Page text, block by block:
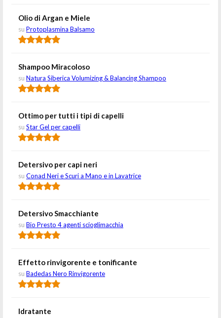
Olio di Argan e Miele
su Protoplasmina Balsamo
Shampoo Miracoloso
su Natura Siberica Volumizing & Balancing Shampoo
Ottimo per tutti i tipi di capelli
su Star Gel per capelli
Detersivo per capi neri
su Conad Neri e Scuri a Mano e in Lavatrice
Detersivo Smacchiante
su Bio Presto 4 agenti scioglimacchia
Effetto rinvigorente e tonificante
su Badedas Nero Rinvigorente
Idratante